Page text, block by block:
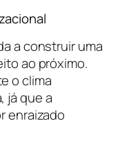
a construir uma
ao próximo.
o clima
já que a
enraizado